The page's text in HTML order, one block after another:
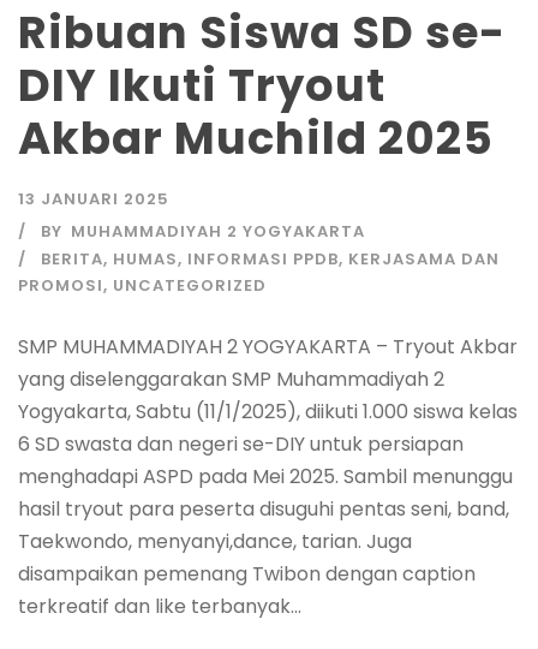
Ribuan Siswa SD se-
DIY Ikuti Tryout
Akbar Muchild 2025
13 JANUARI 2025
BY MUHAMMADIYAH 2 YOGYAKARTA
BERITA, HUMAS, INFORMASI PPDB, KERJASAMA DAN
PROMOSI, UNCATEGORIZED
SMP MUHAMMADIYAH 2 YOGYAKARTA – Tryout Akbar
yang diselenggarakan SMP Muhammadiyah 2
Yogyakarta, Sabtu (11/1/2025), diikuti 1.000 siswa kelas
6 SD swasta dan negeri se-DIY untuk persiapan
menghadapi ASPD pada Mei 2025. Sambil menunggu
hasil tryout para peserta disuguhi pentas seni, band,
Taekwondo, menyanyi,dance, tarian. Juga
disampaikan pemenang Twibon dengan caption
terkreatif dan like terbanyak...